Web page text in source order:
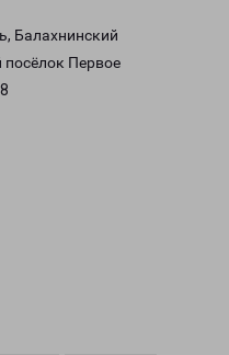
Балахнинский
Первое